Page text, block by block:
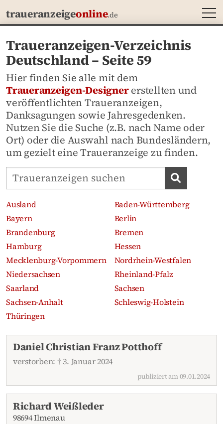
traueranzeigeonline.de
Traueranzeigen-Verzeichnis
Deutschland – Seite 59
Hier finden Sie alle mit dem
Traueranzeigen-Designererstellten und
veröffentlichten Traueranzeigen,
Danksagungen sowie Jahresgedenken.
Nutzen Sie die Suche (z.B. nach Name oder
Ort) oder die Auswahl nach Bundesländern,
um gezielt eine Traueranzeige zu finden.
Traueranzeigen-Portal durchsuchen
Ausland
Baden-Württemberg
Bayern
Berlin
Brandenburg
Bremen
Hamburg
Hessen
Mecklenburg-Vorpommern
Nordrhein-Westfalen
Niedersachsen
Rheinland-Pfalz
Saarland
Sachsen
Sachsen-Anhalt
Schleswig-Holstein
Thüringen
Aktuelle Traueranzeigen
Daniel Christian Franz Potthoff
verstorben: † 3. Januar 2024
publiziert am 09.01.2024
Richard Weißleder
98694 Ilmenau